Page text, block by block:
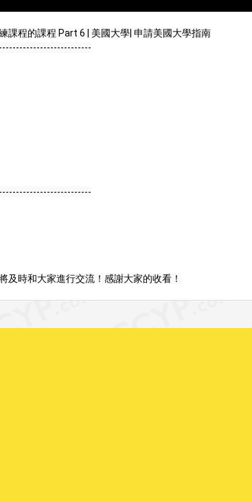
課程的課程 Part 6 | 美國大學| 申請美國大學指南
及時和大家進行交流！感謝大家的收看！